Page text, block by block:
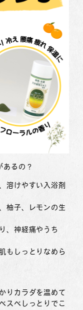
あるの？
溶けやすい入浴剤
柚子、レモンの生
、神経痛やうち
もしっとりなめら
りカラダを温めて
スベしっとりでこ